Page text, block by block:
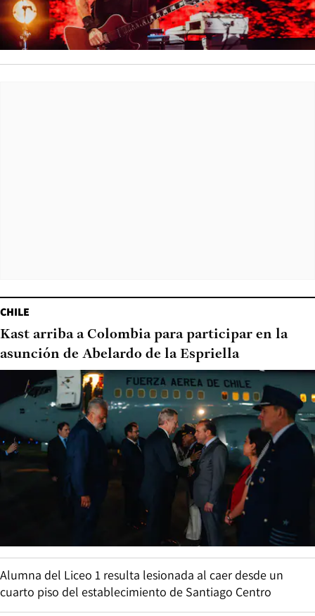
CHILE
Kast arriba a Colombia para participar en la
asunción de Abelardo de la Espriella
Alumna del Liceo 1 resulta lesionada al caer desde un
cuarto piso del establecimiento de Santiago Centro